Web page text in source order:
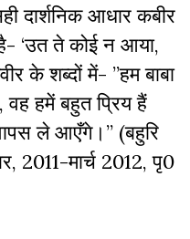
दार्शनिक आधार कबीर
‘उत ते कोई न आया,
के शब्दों में- ”हम बाबा
हमें बहुत प्रिय हैं
ले आएँगे।’’ (बहुरि
2011-मार्च 2012, पृ0